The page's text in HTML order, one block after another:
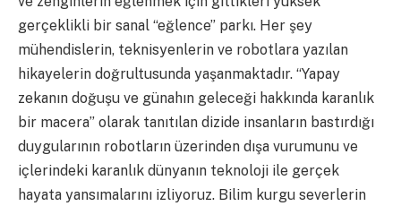
gerçeklikli bir sanal “eğlence” parkı. Her şey
mühendislerin, teknisyenlerin ve robotlara yazılan
hikayelerin doğrultusunda yaşanmaktadır. “Yapay
zekanın doğuşu ve günahın geleceği hakkında karanlık
bir macera” olarak tanıtılan dizide insanların bastırdığı
duygularının robotların üzerinden dışa vurumunu ve
içlerindeki karanlık dünyanın teknoloji ile gerçek
hayata yansımalarını izliyoruz. Bilim kurgu severlerin